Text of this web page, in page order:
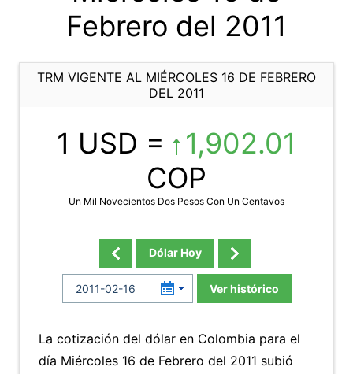
Febrero del 2011
TRM VIGENTE AL MIÉRCOLES 16 DE FEBRERO
DEL 2011
1 USD =
1,902.01
COP
Un Mil Novecientos Dos Pesos Con Un Centavos
Dólar Hoy
Ver histórico
La cotización del dólar en Colombia para el
día Miércoles 16 de Febrero del 2011 subió